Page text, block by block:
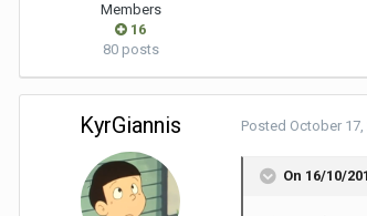
Members
16
80 posts
KyrGiannis Posted October 17,
On 16/10/